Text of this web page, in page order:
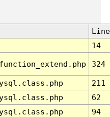
Line
14
324
211
62
94